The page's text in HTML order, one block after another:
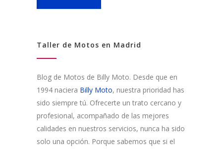
Taller de Motos en Madrid
Blog de Motos de Billy Moto. Desde que en
1994 naciera Billy Moto, nuestra prioridad has
sido siempre tú. Ofrecerte un trato cercano y
profesional, acompañado de las mejores
calidades en nuestros servicios, nunca ha sido
solo una opción. Porque sabemos que si el